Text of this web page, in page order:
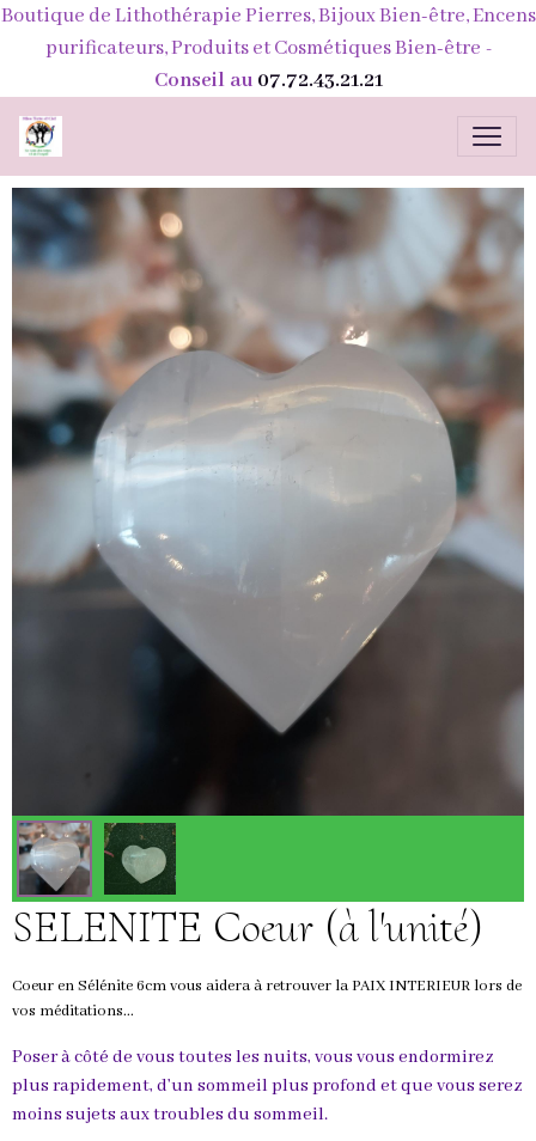
Boutique de Lithothérapie Pierres, Bijoux Bien-être, Encens
purificateurs, Produits et Cosmétiques Bien-être -
Conseil au 07.72.43.21.21
SELENITE Coeur (à l'unité)
Coeur en Sélénite 6cm vous aidera à retrouver la PAIX INTERIEUR lors de
vos méditations...
Poser à côté de vous toutes les nuits, vous vous endormirez
plus rapidement, d’un sommeil plus profond et que vous serez
moins sujets aux troubles du sommeil.